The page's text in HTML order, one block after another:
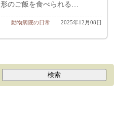
のご飯を食べられる…
2025年12月08日
動物病院の日常